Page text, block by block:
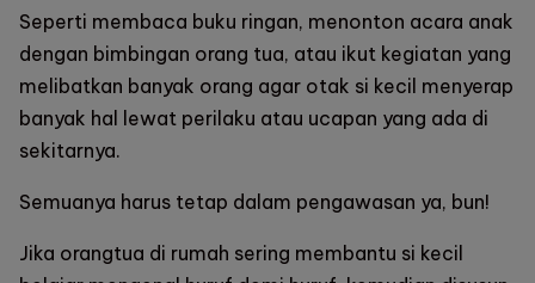
Seperti membaca buku ringan, menonton acara anak
dengan bimbingan orang tua, atau ikut kegiatan yang
melibatkan banyak orang agar otak si kecil menyerap
banyak hal lewat perilaku atau ucapan yang ada di
sekitarnya.
Semuanya harus tetap dalam pengawasan ya, bun!
Jika orangtua di rumah sering membantu si kecil